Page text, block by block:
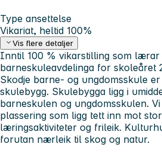
Type ansettelse
Vikariat, heltid 100%
Vis flere detaljer
Inntil 100 % vikarstilling som lærar
barneskuleavdelinga for skoleåret
Skodje barne- og ungdomsskule
skulebygg. Skulebygga ligg i
barneskulen og ungdomsskulen.
plassering som ligg tett inn mot
læringsaktiviteter og frileik.
forutan nærleik til skog og natur.